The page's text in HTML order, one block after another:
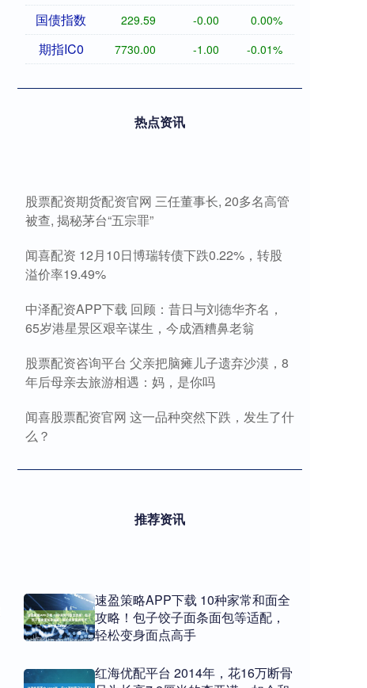
国债指数 229.59 -0.00 0.00%
期指IC0 7730.00 -1.00 -0.01%
热点资讯
股票配资期货配资官网 三任董事长, 20多名高管
被查, 揭秘茅台“五宗罪”
闻喜配资 12月10日博瑞转债下跌0.22%，转股
溢价率19.49%
中泽配资APP下载 回顾：昔日与刘德华齐名，
65岁港星景区艰辛谋生，今成酒糟鼻老翁
股票配资咨询平台 父亲把脑瘫儿子遗弃沙漠，8
年后母亲去旅游相遇：妈，是你吗
闻喜股票配资官网 这一品种突然下跌，发生了什
么？
推荐资讯
速盈策略APP下载 10种家常和面全
攻略！包子饺子面条面包等适配，
轻松变身面点高手
红海优配平台 2014年，花16万断骨